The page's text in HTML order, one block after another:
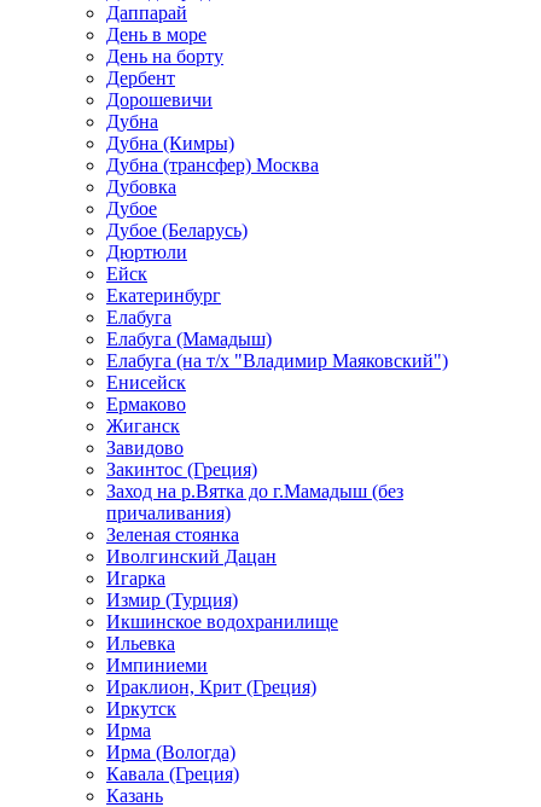
Даппарай
День в море
День на борту
Дербент
Дорошевичи
Дубна
Дубна (Кимры)
Дубна (трансфер) Москва
Дубовка
Дубое
Дубое (Беларусь)
Дюртюли
Ейск
Екатеринбург
Елабуга
Елабуга (Мамадыш)
Елабуга (на т/х "Владимир Маяковский")
Енисейск
Ермаково
Жиганск
Завидово
Закинтос (Греция)
Заход на р.Вятка до г.Мамадыш (без
причаливания)
Зеленая стоянка
Иволгинский Дацан
Игарка
Измир (Турция)
Икшинское водохранилище
Ильевка
Импиниеми
Ираклион, Крит (Греция)
Иркутск
Ирма
Ирма (Вологда)
Кавала (Греция)
Казань